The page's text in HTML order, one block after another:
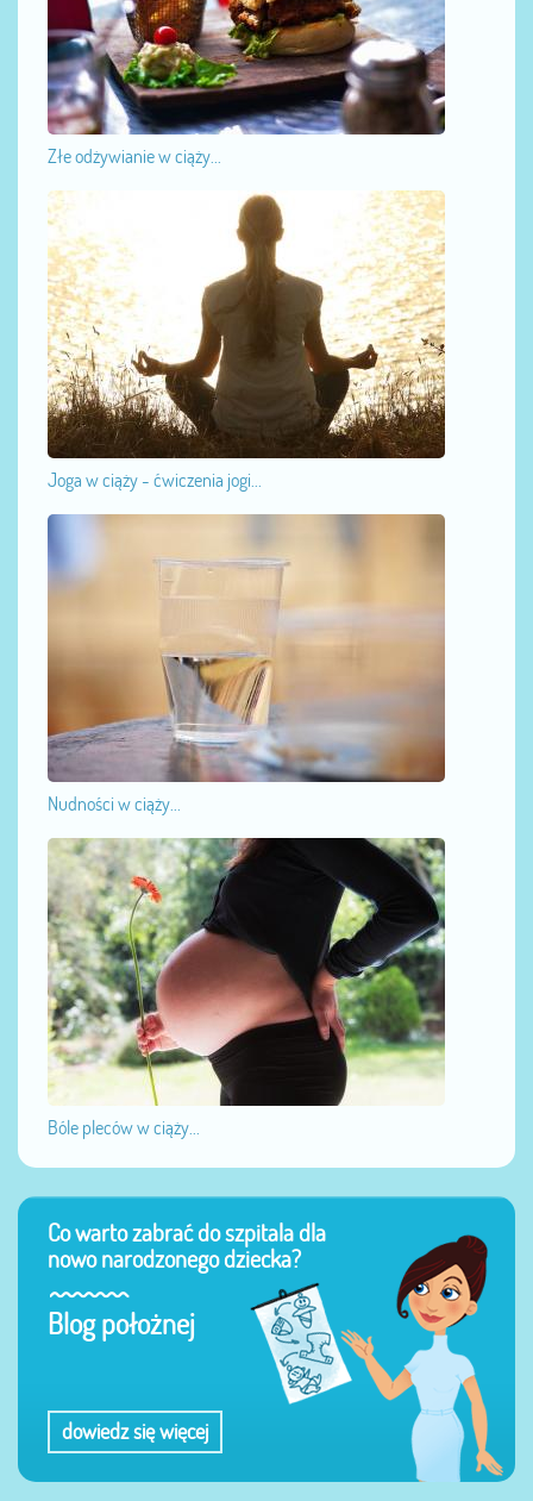
Złe odżywianie w ciąży...
Joga w ciąży - ćwiczenia jogi...
Nudności w ciąży...
Bóle pleców w ciąży...
Co warto zabrać do szpitala dla
nowo narodzonego dziecka?
Blog położnej
dowiedz się więcej